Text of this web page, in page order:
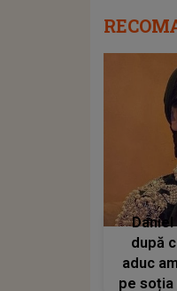
după
aduc
pe soția